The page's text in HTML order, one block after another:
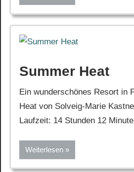
Summer Heat
Ein wunderschönes Resort
Heat von Solveig-Marie
Laufzeit: 14 Stunden 12
Weiterlesen